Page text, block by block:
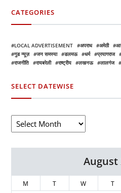
CATEGORIES
LOCAL ADVERTISEMENT अपराध अमेठी
गुड न्यूज़
जन समस्या डलमऊ धर्म प्रयागराज
राजनीति
रायबरेली राष्ट्रीय लखनऊ लालगंज
SELECT DATEWISE
August
M T W T